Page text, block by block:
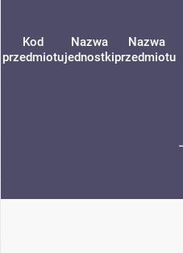
Kod
przedmiotu
Nazwa
jednostki
Nazwa
przedmiotu